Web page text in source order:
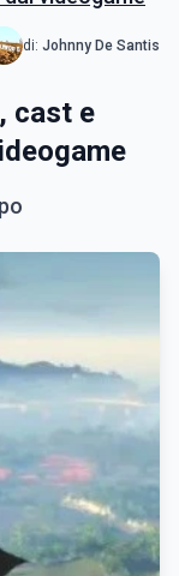
di: Johnny De Santis
cast e